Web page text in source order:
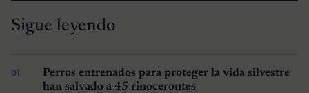
Sigue leyendo
Perros entrenados para proteger la vida silvestre
han salvado a 45 rinocerontes